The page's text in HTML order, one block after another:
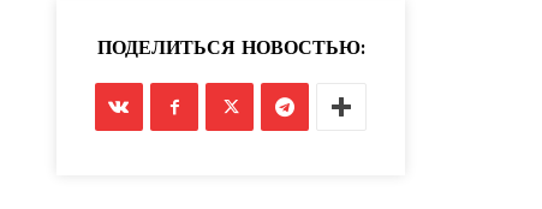
ПОДЕЛИТЬСЯ НОВОСТЬЮ: